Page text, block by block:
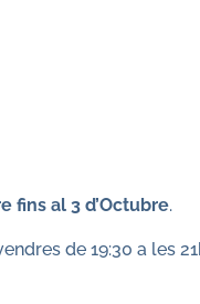
fins al 3 d’Octubre.
de 19:30 a les